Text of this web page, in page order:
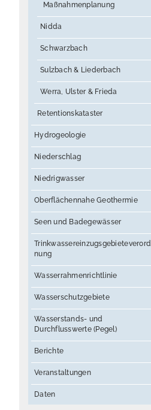
Maßnahmenplanung
Nidda
Schwarzbach
Sulzbach & Liederbach
Werra, Ulster & Frieda
Retentionskataster
Hydrogeologie
Niederschlag
Niedrigwasser
Oberflächennahe Geothermie
Seen und Badegewässer
Trinkwassereinzugsgebieteverord
nung
Wasserrahmenrichtlinie
Wasserschutzgebiete
Wasserstands- und
Durchflusswerte (Pegel)
Berichte
Veranstaltungen
Daten